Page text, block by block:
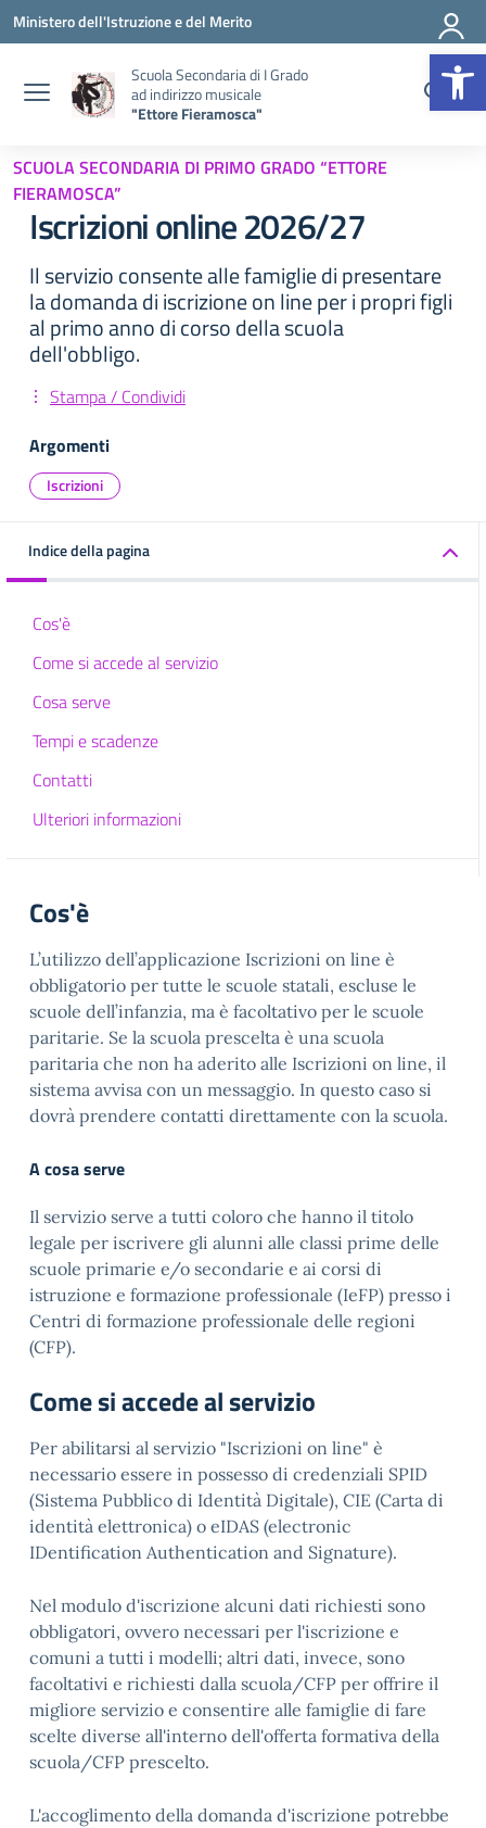
Vai ai contenuti
Vai al menu di navigazione
Vai al footer
Ministero dell'Istruzione e del Merito
Scuola Secondaria di I Grado
ad indirizzo musicale
"Ettore Fieramosca"
SCUOLA SECONDARIA DI PRIMO GRADO “ETTORE
FIERAMOSCA”
Iscrizioni online 2026/27
Il servizio consente alle famiglie di presentare
la domanda di iscrizione on line per i propri figli
al primo anno di corso della scuola
dell'obbligo.
Stampa / Condividi
Argomenti
Iscrizioni
Indice della pagina
Cos'è
Come si accede al servizio
Cosa serve
Tempi e scadenze
Contatti
Ulteriori informazioni
Cos'è
L’utilizzo dell’applicazione Iscrizioni on line è
obbligatorio per tutte le scuole statali, escluse le
scuole dell’infanzia, ma è facoltativo per le scuole
paritarie. Se la scuola prescelta è una scuola
paritaria che non ha aderito alle Iscrizioni on line, il
sistema avvisa con un messaggio. In questo caso si
dovrà prendere contatti direttamente con la scuola.
A cosa serve
Il servizio serve a tutti coloro che hanno il titolo
legale per iscrivere gli alunni alle classi prime delle
scuole primarie e/o secondarie e ai corsi di
istruzione e formazione professionale (IeFP) presso i
Centri di formazione professionale delle regioni
(CFP).
Come si accede al servizio
Per abilitarsi al servizio "Iscrizioni on line" è
necessario essere in possesso di credenziali SPID
(Sistema Pubblico di Identità Digitale), CIE (Carta di
identità elettronica) o eIDAS (electronic
IDentification Authentication and Signature).
Nel modulo d'iscrizione alcuni dati richiesti sono
obbligatori, ovvero necessari per l'iscrizione e
comuni a tutti i modelli; altri dati, invece, sono
facoltativi e richiesti dalla scuola/CFP per offrire il
migliore servizio e consentire alle famiglie di fare
scelte diverse all'interno dell'offerta formativa della
scuola/CFP prescelto.
L'accoglimento della domanda d'iscrizione potrebbe